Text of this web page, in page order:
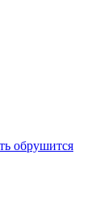
обрушится